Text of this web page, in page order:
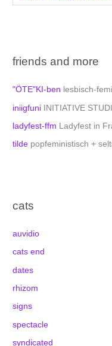
friends and more
"ÖTE"KI-ben lesbisch-
iniigfuni INITIATIVE
ladyfest-ffm Ladyfest in
tilde popfeministisch +
cats
auvidio
cats end
dates
rhizom
signs
spectacle
syndicated